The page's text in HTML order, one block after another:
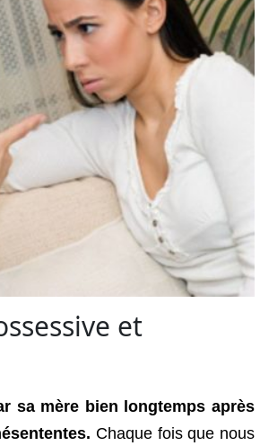
et
sa mère bien longtemps après
Chaque fois que nous